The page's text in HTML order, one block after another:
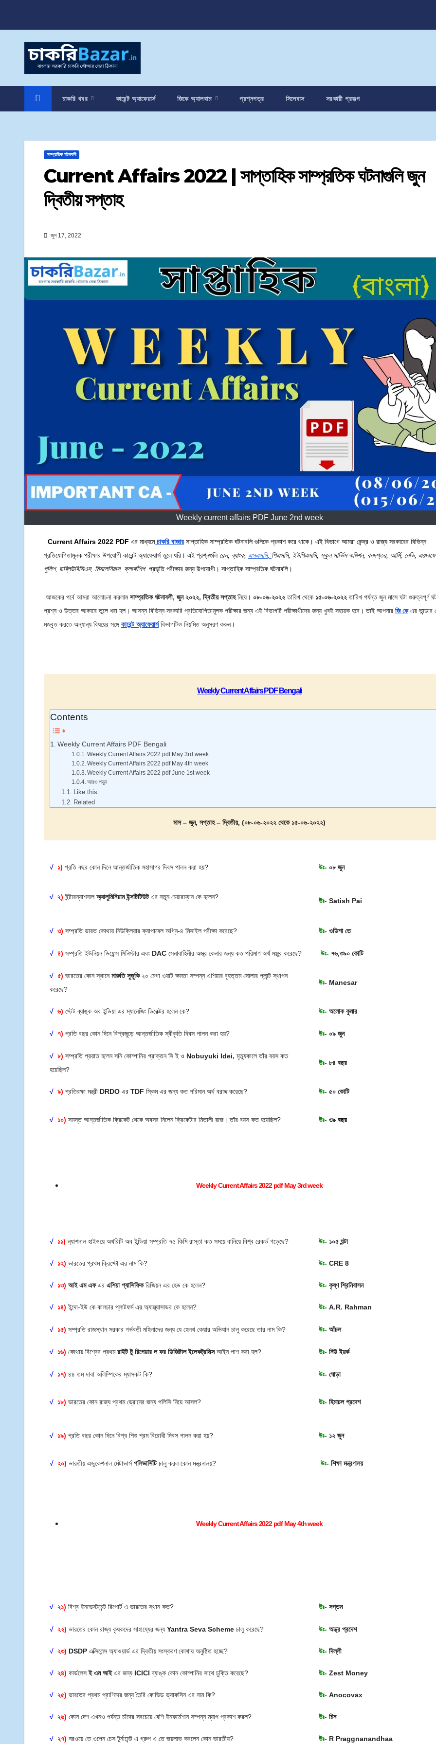
চাকরি খবর কারেন্ট অ্যাফেয়ার্স জিকে অ্যালবাম প্রশ্নপত্র সিলেবাস সরকারী প্রকল্প
সাম্প্রতিক ঘটনাবলী
Current Affairs 2022 | সাপ্তাহিক সাম্প্রতিক ঘটনাগুলি জুন
দ্বিতীয় সপ্তাহ
জুন 17, 2022
Weekly current affairs PDF June 2nd week
Current Affairs 2022 PDF এর মাধ্যমেচাকরি বাজারসাপ্তাহিক সাম্প্রতিক ঘটনাবলি গুলিকে প্রকাশ করে থাকে। এই বিভাগে আমরা কেন্দ্র ও রাজ্য সরকারের বিভিন্ন
প্রতিযোগিতামূলক পরীক্ষার উপযোগী কারেন্ট অ্যাফেয়ার্স তুলে ধরি। এই প্রশ্নগুলি রেল, ব্যাংক, এসএসসি, পিএসসি, ইউপিএসসি, স্কুলসার্ভিসকমিশন, বনদপ্তর, আর্মি, নেভি, এয়ার
পুলিশ, ডব্লিউবিসিএস, মিসলেনিয়াস, ক্লার্কশিপ প্রভৃতি পরীক্ষার জন্য উপযোগী। সাপ্তাহিক সাম্প্রতিক ঘটনাবলি।
আজকের পর্বে আমরা আলোচনা করলামসাম্প্রতিক ঘটনাবলী, জুন ২০২২, দ্বিতীয় সপ্তাহনিয়ে। ০৮-০৬-২০২২তারিখ থেকে ১৫-০৬-২০২২তারিখ পর্যন্ত জুন মাসে ঘটা গুরুত্বপূর্ণ
প্রশ্ন ও উত্তর আকারে তুলে ধরা হল। আসন্ন বিভিন্ন সরকারি প্রতিযোগিতামূলক পরীক্ষার জন্য এই বিভাগটি পরীক্ষার্থীদের জন্য খুবই সহায়ক হবে। তাই আপনার জি কেএর
মজবুত করতে অন্যান্য বিষয়ের সঙ্গে কারেন্ট অ্যাফেয়ার্সবিভাগটিও নিয়মিত অনুসরণ করুন।
Weekly Current Affairs PDF Bengali
Contents
Weekly Current Affairs PDF Bengali
Weekly Current Affairs 2022 pdf May 3rd week
Weekly Current Affairs 2022 pdf May 4th week
Weekly Current Affairs 2022 pdf June 1st week
আরও পড়ুন
Like this:
Related
মাস – জুন, সপ্তাহ – দ্বিতীয়, (০৮-০৬-২০২২ থেকে ১৫-০৬-২০২২)
√ ১) প্রতি বছর কোন দিনে আন্তর্জাতিক মহাসাগর দিবস পালন করা হয়? উঃ- ০৮ জুন
√ ২) ইন্টারন্যাশনালঅ্যালুমিনিয়াম ইন্সটিটিউটএর নতুন চেয়ারম্যান কে হলেন? উঃ- Satish Pai
√ ৩) সম্প্রতি ভারত কোথায় নিউক্লিয়ার ক্যাপাবেল অগ্নি-৪ মিসাইল পরীক্ষা করেছে? উঃ- ওডিশা তে
√ ৪) সম্প্রতি ইউনিয়ন ডিফেন্স মিনিস্টার এবং DAC সেনাবাহিনীর অস্ত্র কেনার জন্য কত পরিমাণ অর্থ মঞ্জুর করেছে? উঃ- ৭৬,৩৯০ কোটি
√ ৫) ভারতের কোন স্থানেমারুতি সুজুকি২০ মেগা ওয়াট ক্ষমতা সম্পন্ন এশিয়ার বৃহত্তম সোলার প্লান্ট স্থাপন
করেছে?
উঃ- Manesar
√ ৬) স্টেট ব্যাঙ্ক অব ইন্ডিয়া এর ম্যানেজিং ডিরেক্টর হলেন কে? উঃ- অলোক কুমার
√ ৭) প্রতি বছর কোন দিনে বিশ্বজুড়ে আন্তর্জাতিক স্বীকৃতি দিবস পালন করা হয়? উঃ- ০৯ জুন
√ ৮) সম্প্রতি প্রয়াত হলেন সনি কোম্পানির প্রাক্তন সি ই ও Nobuyuki Idei,মৃত্যুকালে তাঁর বয়স কত
হয়েছিল?
উঃ- ৮৪ বছর
√ ৯) প্রতিরক্ষা মন্ত্রী DRDOএরTDF স্কিম এর জন্য কত পরিমান অর্থ বরাদ্দ করেছে? উঃ- ৫০ কোটি
√ ১০) সমস্ত আন্তর্জাতিক ক্রিকেট থেকে অবসর নিলেন ক্রিকেটার মিতালী রাজ। তাঁর বয়স কত হয়েছিল? উঃ- ৩৯ বছর
Weekly Current Affairs 2022 pdf May 3rd week
√ ১১) ন্যাশনাল হাইওয়ে অথরিটি অব ইন্ডিয়া সম্প্রতি ৭৫ কিমি রাস্তা কত সময়ে বানিয়ে বিশ্ব রেকর্ড গড়েছে? উঃ- ১০৫ ঘন্টা
√ ১২) ভারতের প্রথম ক্রিপ্টো এর নাম কি? উঃ- CRE 8
√ ১৩) আই এম এফএরএশিয়া প্যাসিফিকরিজিয়ন এর হেড কে হলেন? উঃ- কৃষ্ণ শ্রিনিবাসন
√ ১৪) ইন্দো-ইউ কে কালচার প্লাটফর্ম এর অ্যাম্ব্যাসাডর কে হলেন? উঃ- A.R. Rahman
√ ১৫) সম্প্রতি রাজস্থান সরকার গর্ভবতী মহিলাদের জন্য যে হেলথ কেয়ার অভিযান চালু করেছে তার নাম কি? উঃ- আঁচল
√ ১৬) কোথায় বিশ্বের প্রথমরাইট টু রিপেয়ার ল ফর ডিজিটাল ইলেকট্রনিক্সআইন পাশ করা হল? উঃ- নিউ ইয়র্ক
√ ১৭) ৪৪ তম দাবা অলিম্পিকের ম্যাসকট কি? উঃ- ঘোড়া
√ ১৮) ভারতের কোন রাজ্য প্রথম ড্রোনের জন্য পলিসি নিয়ে আসল? উঃ- হিমাচল প্রদেশ
√ ১৯) প্রতি বছর কোন দিনে বিশ্ব শিশু শ্রম বিরোধী দিবস পালন করা হয়? উঃ- ১২ জুন
√ ২০) ভারতীয় এডুকেশনাল মেটাভার্সপলিভার্সিটিচালু করল কোন মন্ত্রনালয়? উঃ- শিক্ষা মন্ত্রণালয়
Weekly Current Affairs 2022 pdf May 4th week
√ ২১) বিশ্ব ইনভেস্টমেন্ট রিপোর্ট এ ভারতের স্থান কত? উঃ- সপ্তম
√ ২২) ভারতের কোন রাজ্য কৃষকদের সাহায্যের জন্যYantra Seva Scheme চালু করেছে? উঃ- অন্ধ্র প্রদেশ
√ ২৩) DSDPএক্সিলেন্স অ্যাওয়ার্ড এর দ্বিতীয় সংস্করণ কোথায় অনুষ্ঠিত হচ্ছে? উঃ- দিল্লী
√ ২৪) কার্ডলেসই এম আইএর জন্য ICICI ব্যাঙ্ক কোন কোম্পানির সাথে চুক্তি করেছে? উঃ- Zest Money
√ ২৫) ভারতের প্রথম প্রাণিদের জন্য তৈরি কোভিড ভ্যাকসিন এর নাম কি? উঃ- Anocovax
√ ২৬) কোন দেশ এখনও পর্যন্ত চাঁদের সবচেয়ে বেশি ইনফর্মেশান সম্পন্ন ম্যাপ প্রকাশ করল? উঃ- চিন
√ ২৭) নরওয়ে তে ওপেন চেস টুর্নামেন্ট এ গ্রুপ এ তে জয়লাভ করলেন কোন ভারতীয়? উঃ- R Praggnanandhaa